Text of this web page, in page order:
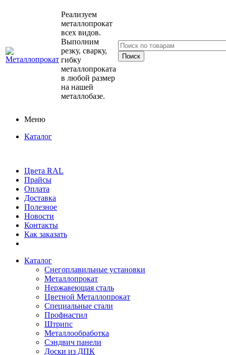
Реализуем
металлопрокат
всех видов.
Выполним
резку, сварку,
гибку
металлопроката
в любой размер
на нашей
металлобазе.
Меню
Каталог
Цвета RAL
Прайсы
Оплата
Доставка
Полезное
Новости
Контакты
Как заказать
Каталог
Снегоплавильные установки
Металлопрокат
Нержавеющая сталь
Цветной Металлопрокат
Специальные стали
Профнастил
Штрипс
Металлообработка
Сэндвич панели
Доски из ДПК